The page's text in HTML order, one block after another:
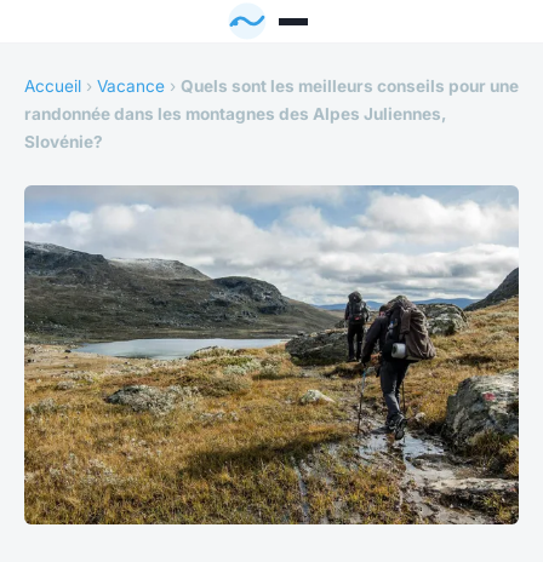
Accueil › Vacance › Quels sont les meilleurs conseils pour une
randonnée dans les montagnes des Alpes Juliennes,
Slovénie?